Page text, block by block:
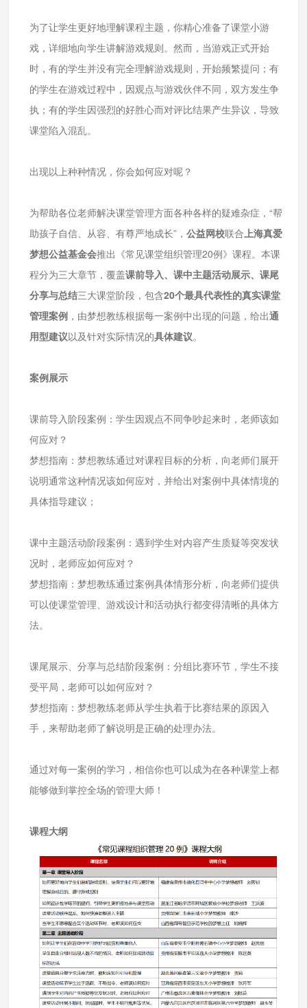
为了让学生更好地理解课程主题，你精心准备了课堂小游
戏，详细地向学生讲解游戏规则。然而，当游戏正式开始
时，有的学生并没有完全理解游戏规则，开始频繁提问；有
的学生在游戏过程中，因观点与游戏伙伴不同，双方发生争
执；有的学生因强烈的好胜心而对评比结果产生异议，导致
课堂陷入混乱。
出现以上种种情况，你会如何应对呢？
为帮助各位老师解决课堂管理方面各种各样的疑难杂症，“帮
助孩子自信、从容、有尊严地成长”， 公益网校联合上海真爱
梦想公益基金会推出《常见课堂组织管理20例》课程。本课
程分为三大章节，覆盖课前导入、课中主题活动展示、课尾
分享与总结三大课堂阶段，包含20个最具代表性的真实课堂
管理案例 ，由梦想教练根据每一案例中出现的问题，给出通
用型建议以及针对实际情况的具体建议。
案例展示
课前导入阶段案例：学生因观点不同争吵起来时，老师该如
何应对？
梦想指南：梦想教练通过对课程目标的分析，向老师们展开
说明通常这种情况该如何应对，并给出对案例中具体情境的
具体指导建议；
课中主题活动阶段案例：遇到学生对内容产生质疑等突发状
况时，老师应如何应对？
梦想指南：梦想教练通过案例具体情形分析，向老师们提供
可以使课堂管理、游戏设计和活动执行都变得清晰的具体方
法。
课尾展示、分享与总结阶段案例：分组比赛环节，学生不接
受平局，老师可以如何应对？
梦想指南：梦想教练老师从学生执着于比赛结果的原因入
手，来帮助老师了解说明是正确的处理办法。
通过对每一案例的学习，相信你也可以成为在各种课堂上都
能够做到掌控全场的管理大师！
课程大纲